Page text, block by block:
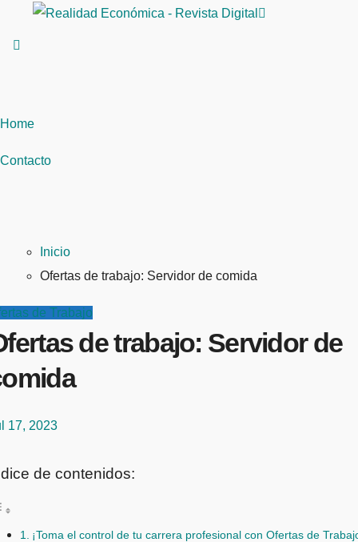
Home
Contacto
Inicio
Ofertas de trabajo: Servidor de comida
de Trabajo
de trabajo: Servidor de
17, 2023
de contenidos:
¡Toma el control de tu carrera profesional con Ofertas de